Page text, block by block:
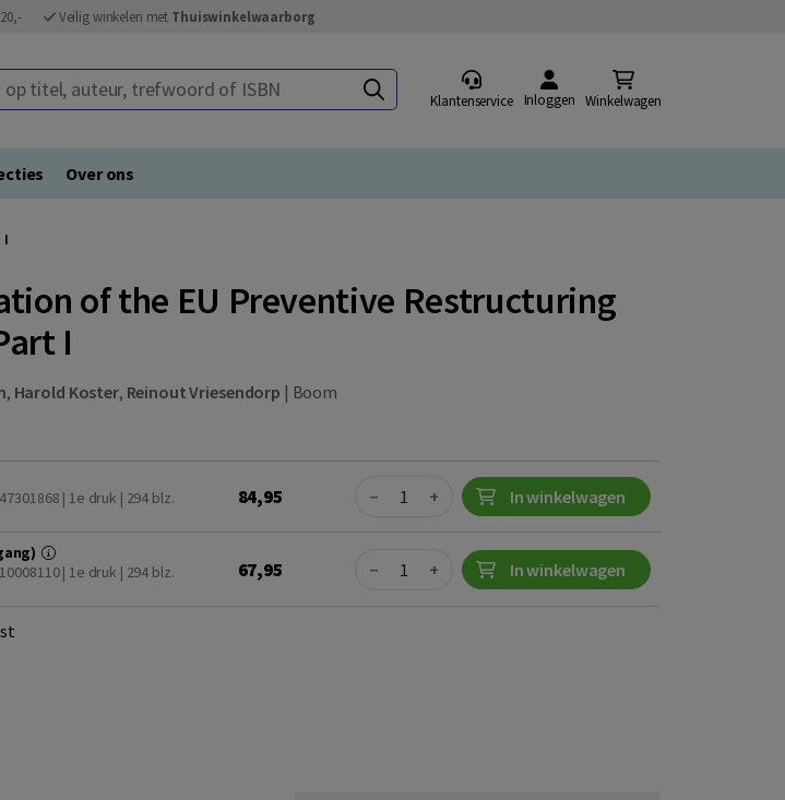
Veilig winkelen met Thuiswinkelwaarborg
titel, auteur, trefwoord of ISBN
Klantenservice Inloggen Winkelwagen
Over ons
I
of the EU Preventive Restructuring
I
, Harold Koster, Reinout Vriesendorp | Boom
| 1e druk | 294 blz.
84,95 Quantity
− + In winkelwagen
| 1e druk | 294 blz.
67,95 Quantity
− + In winkelwagen